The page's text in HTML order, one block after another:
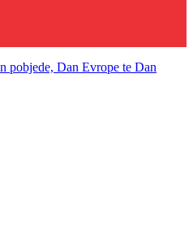
pobjede, Dan Evrope te Dan